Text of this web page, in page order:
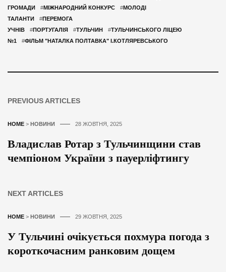
ГРОМАДИ
#МІЖНАРОДНИЙ КОНКУРС #МОЛОДІ
ТАЛАНТИ
#ПЕРЕМОГА
УЧНІВ
#ПОРТУГАЛІЯ #ТУЛЬЧИН #ТУЛЬЧИНСЬКОГО ЛІЦЕЮ
№1
#ФІЛЬМ "НАТАЛКА ПОЛТАВКА" І.КОТЛЯРЕВСЬКОГО
PREVIOUS ARTICLES
HOME > НОВИНИ 28 ЖОВТНЯ, 2025
Владислав Ротар з Тульчинщини став
чемпіоном України з пауерліфтингу
NEXT ARTICLES
HOME > НОВИНИ 29 ЖОВТНЯ, 2025
У Тульчині очікується похмура погода з
короткочасним ранковим дощем